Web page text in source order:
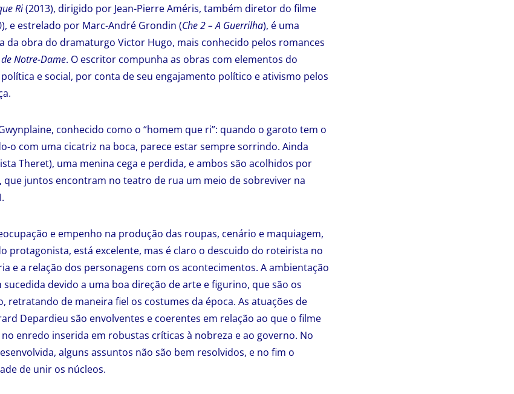
Ri(2013), dirigido por Jean-Pierre Améris, também diretor do filme
e estrelado por Marc-André Grondin (Che 2 – A Guerrilha), é uma
da obra do dramaturgo Victor Hugo, mais conhecido pelos romances
Notre-Dame. O escritor compunha as obras com elementos do
e social, por conta de seu engajamento político e ativismo pelos
conhecido como o “homem que ri”: quando o garoto tem o
o com uma cicatriz na boca, parece estar sempre sorrindo. Ainda
Theret), uma menina cega e perdida, e ambos são acolhidos por
que juntos encontram no teatro de rua um meio de sobreviver na
e empenho na produção das roupas, cenário e maquiagem,
protagonista, está excelente, mas é claro o descuido do roteirista no
e a relação dos personagens com os acontecimentos. A ambientação
devido a uma boa direção de arte e figurino, que são os
retratando de maneira fiel os costumes da época. As atuações de
Depardieu são envolventes e coerentes em relação ao que o filme
enredo inserida em robustas críticas à nobreza e ao governo. No
alguns assuntos não são bem resolvidos, e no fim o
de unir os núcleos.